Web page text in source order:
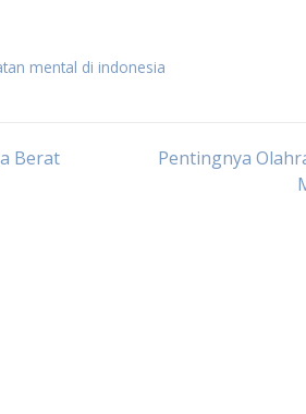
mental di indonesia
Berat
Pentingnya